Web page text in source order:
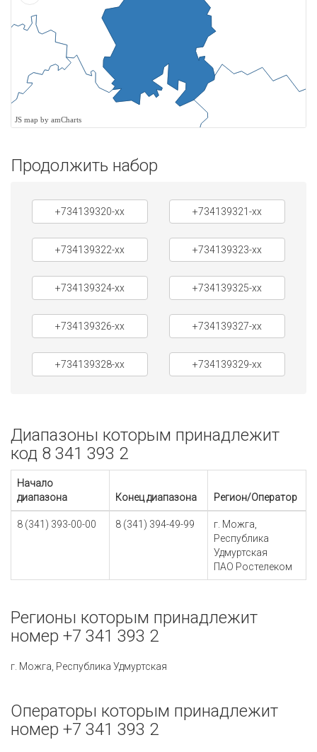
JS map by amCharts
Продолжить набор
+734139320-xx +734139321-xx
+734139322-xx +734139323-xx
+734139324-xx +734139325-xx
+734139326-xx +734139327-xx
+734139328-xx +734139329-xx
Диапазоны которым принадлежит
код 8 341 393 2
Начало
диапазона
Конец диапазона Регион/Оператор
8 (341) 393-00-00 8 (341) 394-49-99
г. Можга,
Республика
Удмуртская
ПАО Ростелеком
Регионы которым принадлежит
номер +7 341 393 2
г. Можга, Республика Удмуртская
Операторы которым принадлежит
номер +7 341 393 2